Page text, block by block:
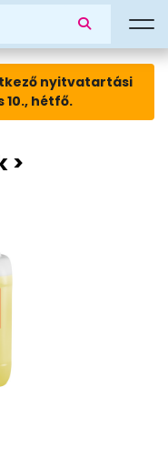
nyitvatartási
10., hétfő.
>